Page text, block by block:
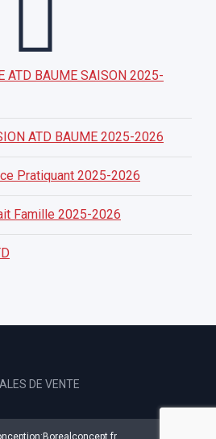
ATD BAUME SAISON 2025-
ATD BAUME 2025-2026
Pratiquant 2025-2026
Famille 2025-2026
DE VENTE
Borealconcept.fr